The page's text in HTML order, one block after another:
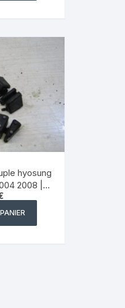
hyosung
2008 |